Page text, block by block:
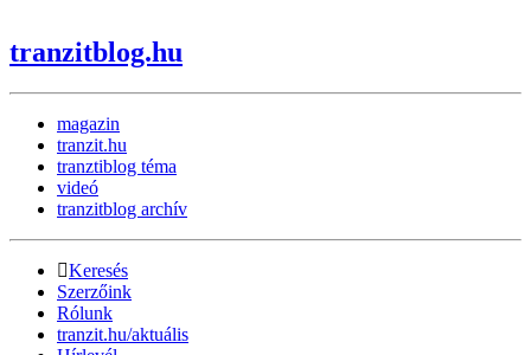
tranzitblog.hu
magazin
tranzit.hu
tranztiblog téma
videó
tranzitblog archív
Keresés
Szerzőink
Rólunk
tranzit.hu/aktuális